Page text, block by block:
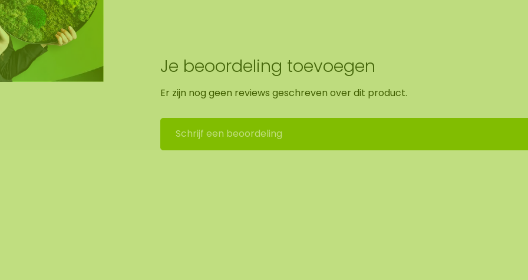
Je beoordeling toevoegen
Er zijn nog geen reviews geschreven over dit product.
Schrijf een beoordeling